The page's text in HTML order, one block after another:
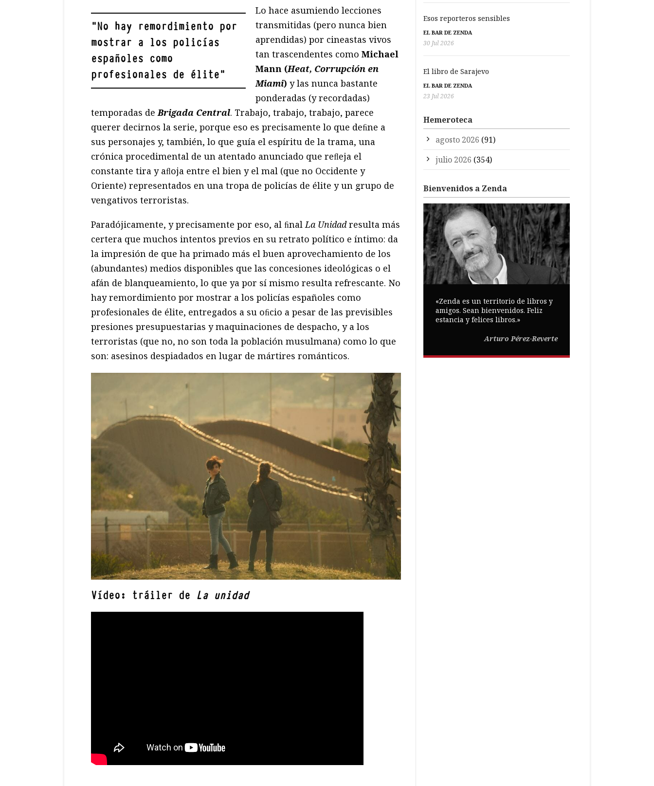
"No hay remordimiento por
mostrar a los policías
españoles como
profesionales de élite"
Lo hace asumiendo lecciones
transmitidas (pero nunca bien
aprendidas) por cineastas vivos
tan trascendentes comoMichael
Mann (Heat, Corrupción en
Miami) y las nunca bastante
ponderadas (y recordadas)
temporadas de Brigada Central. Trabajo, trabajo, trabajo, parece
querer decirnos la serie, porque eso es precisamente lo que deﬁne a
sus personajes y, también, lo que guía el espíritu de la trama, una
crónica procedimental de un atentado anunciado que reﬂeja el
constante tira y aﬂoja entre el bien y el mal (que no Occidente y
Oriente) representados en una tropa de policías de élite y un grupo de
vengativos terroristas.
Paradójicamente, y precisamente por eso, al ﬁnal La Unidadresulta más
certera que muchos intentos previos en su retrato político e íntimo: da
la impresión de que ha primado más el buen aprovechamiento de los
(abundantes) medios disponibles que las concesiones ideológicas o el
afán de blanqueamiento, lo que ya por sí mismo resulta refrescante. No
hay remordimiento por mostrar a los policías españoles como
profesionales de élite, entregados a su oﬁcio a pesar de las previsibles
presiones presupuestarias y maquinaciones de despacho, y a los
terroristas (que no, no son toda la población musulmana) como lo que
son: asesinos despiadados en lugar de mártires románticos.
Vídeo: tráiler de La unidad
Esos reporteros sensibles
EL BAR DE ZENDA
30 Jul 2026
El libro de Sarajevo
EL BAR DE ZENDA
23 Jul 2026
Hemeroteca
agosto 2026 (91)
julio 2026 (354)
Bienvenidos a Zenda
«Zenda es un territorio de libros y
amigos. Sean bienvenidos. Feliz
estancia y felices libros.»
Arturo Pérez-Reverte